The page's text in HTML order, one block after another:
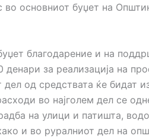
во основниот буџет на
благодарение и на
за реализација на
дел од средствата ќе бидат
во најголем дел се
на улици и патишта,
и во руралниот дел на